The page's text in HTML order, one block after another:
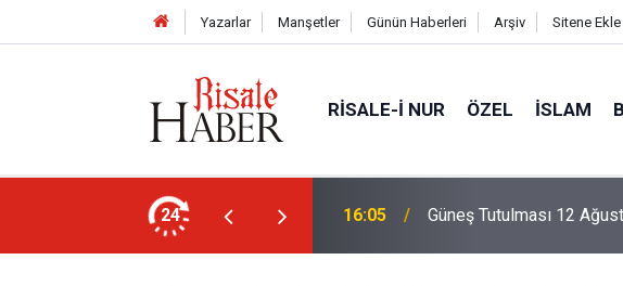
Yazarlar Manşetler Günün Haberleri Arşiv Sitene Ekle
RISALE-I NUR ÖZEL İSLAM
24
geçirdiğini söyleyebilir miydik? 16:05 Güneş Tutulması 12